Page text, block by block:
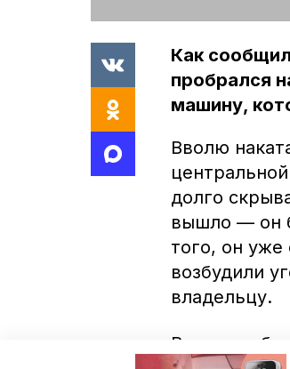
Как
пробрался
машину,
Вволю
долго
вышло — он
того, он уже
возбудили
владельцу.
Ранее